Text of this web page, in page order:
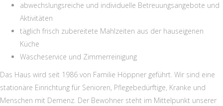
abwechslungsreiche und individuelle Betreuungsangebote und
Aktivitäten
täglich frisch zubereitete Mahlzeiten aus der hauseigenen
Küche
Wäscheservice und Zimmerreinigung
Das Haus wird seit 1986 von Familie Höppner geführt. Wir sind eine
stationäre Einrichtung für Senioren, Pflegebedürftige, Kranke und
Menschen mit Demenz. Der Bewohner steht im Mittelpunkt unserer